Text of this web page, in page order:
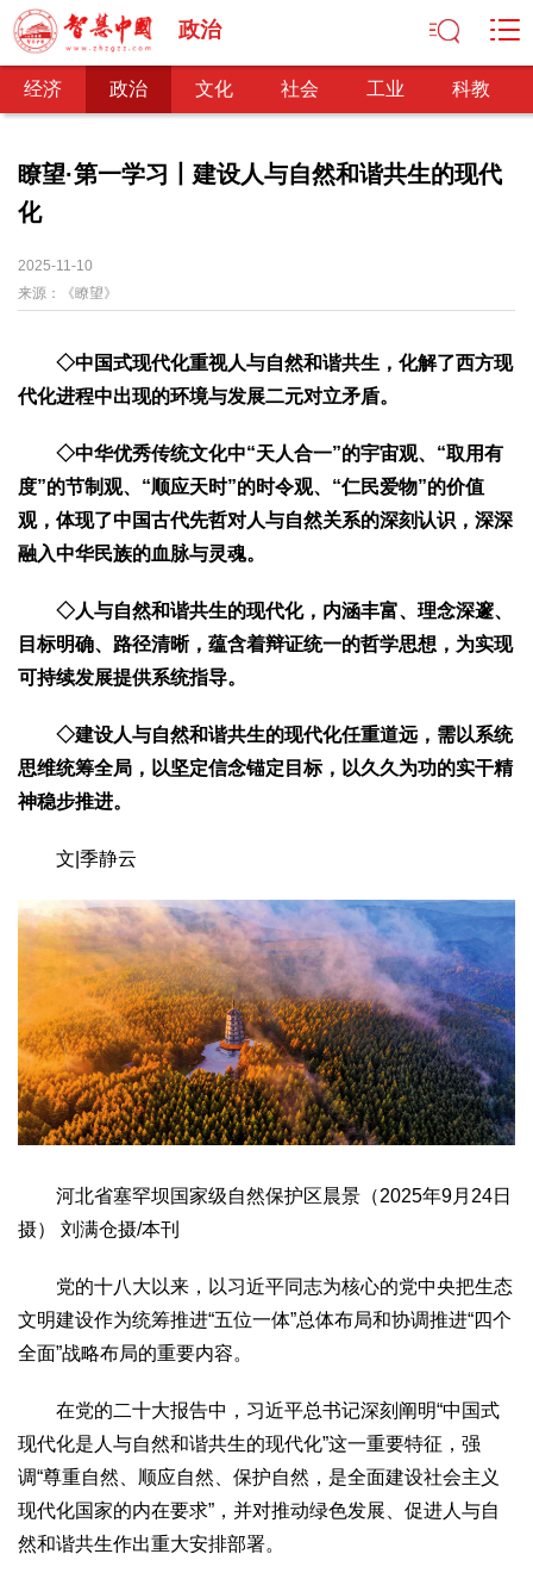
政治
经济 政治 文化 社会 工业 科教
经济
经济观察
经济转型
依法治国 司法公正 民主政治
观察思考
文化
中华文化 核心价值 文化产业 文化事业
艺术百家
社会治理 社会保障 城乡发展 民生建设
工业
科教
科技观察
国防
国防建设 军民融合 兵器装备 军营风采
国际
中国与世界 国际视点 国际合作 他山之石
生态
生态文明 能源资源 环境保护 地方生态 休闲旅游
津 冀 晋 蒙 辽 吉 黑 沪 苏 浙 皖
闽
湘 滇
智库
智库建设 智库专家 智库战略 智库之声
信息
地方动态 地方强音
瞭望·第一学习丨建设人与自然和谐共生的现代
化
2025-11-10
来源：
《瞭望》
◇中国式现代化重视人与自然和谐共生，化解了西方现
代化进程中出现的环境与发展二元对立矛盾。
◇中华优秀传统文化中“天人合一”的宇宙观、“取用有
度”的节制观、“顺应天时”的时令观、“仁民爱物”的价值
观，体现了中国古代先哲对人与自然关系的深刻认识，深深
融入中华民族的血脉与灵魂。
◇人与自然和谐共生的现代化，内涵丰富、理念深邃、
目标明确、路径清晰，蕴含着辩证统一的哲学思想，为实现
可持续发展提供系统指导。
◇建设人与自然和谐共生的现代化任重道远，需以系统
思维统筹全局，以坚定信念锚定目标，以久久为功的实干精
神稳步推进。
文|季静云
河北省塞罕坝国家级自然保护区晨景（2025年9月24日
摄） 刘满仓摄/本刊
党的十八大以来，以习近平同志为核心的党中央把生态
文明建设作为统筹推进“五位一体”总体布局和协调推进“四个
全面”战略布局的重要内容。
在党的二十大报告中，习近平总书记深刻阐明“中国式
现代化是人与自然和谐共生的现代化”这一重要特征，强
调“尊重自然、顺应自然、保护自然，是全面建设社会主义
现代化国家的内在要求”，并对推动绿色发展、促进人与自
然和谐共生作出重大安排部署。